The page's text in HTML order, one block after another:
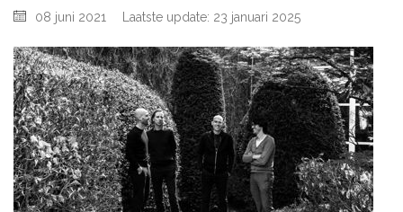
08 juni 2021 Laatste update: 23 januari 2025